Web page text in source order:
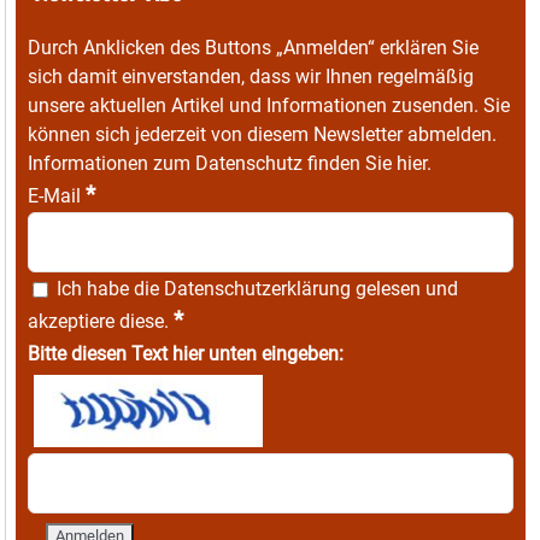
Durch Anklicken des Buttons „Anmelden“ erklären Sie
sich damit einverstanden, dass wir Ihnen regelmäßig
unsere aktuellen Artikel und Informationen zusenden. Sie
können sich jederzeit von diesem Newsletter abmelden.
Informationen zum Datenschutz finden Sie hier.
E-Mail *
Ich habe die Datenschutzerklärung gelesen und
akzeptiere diese. *
Bitte diesen Text hier unten eingeben: